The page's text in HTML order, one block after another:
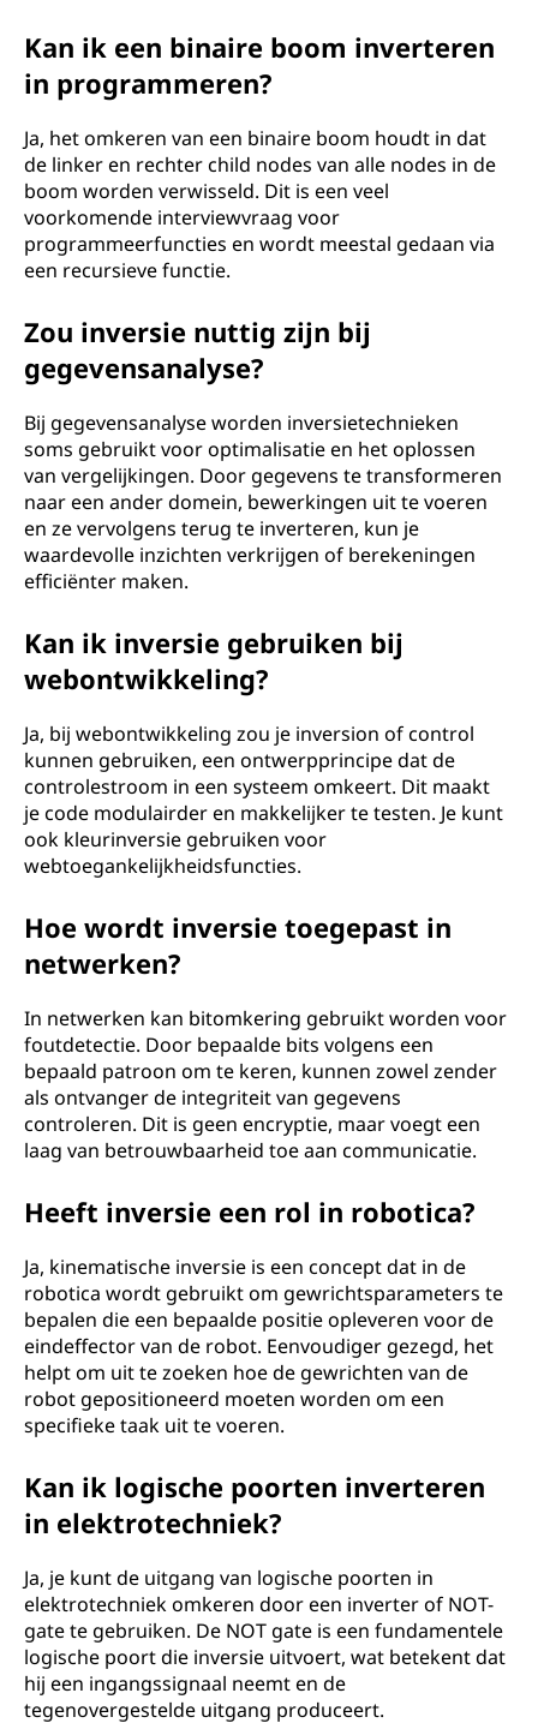
Kan ik een binaire boom inverteren
in programmeren?
Ja, het omkeren van een binaire boom houdt in dat
de linker en rechter child nodes van alle nodes in de
boom worden verwisseld. Dit is een veel
voorkomende interviewvraag voor
programmeerfuncties en wordt meestal gedaan via
een recursieve functie.
Zou inversie nuttig zijn bij
gegevensanalyse?
Bij gegevensanalyse worden inversietechnieken
soms gebruikt voor optimalisatie en het oplossen
van vergelijkingen. Door gegevens te transformeren
naar een ander domein, bewerkingen uit te voeren
en ze vervolgens terug te inverteren, kun je
waardevolle inzichten verkrijgen of berekeningen
efficiënter maken.
Kan ik inversie gebruiken bij
webontwikkeling?
Ja, bij webontwikkeling zou je inversion of control
kunnen gebruiken, een ontwerpprincipe dat de
controlestroom in een systeem omkeert. Dit maakt
je code modulairder en makkelijker te testen. Je kunt
ook kleurinversie gebruiken voor
webtoegankelijkheidsfuncties.
Hoe wordt inversie toegepast in
netwerken?
In netwerken kan bitomkering gebruikt worden voor
foutdetectie. Door bepaalde bits volgens een
bepaald patroon om te keren, kunnen zowel zender
als ontvanger de integriteit van gegevens
controleren. Dit is geen encryptie, maar voegt een
laag van betrouwbaarheid toe aan communicatie.
Heeft inversie een rol in robotica?
Ja, kinematische inversie is een concept dat in de
robotica wordt gebruikt om gewrichtsparameters te
bepalen die een bepaalde positie opleveren voor de
eindeffector van de robot. Eenvoudiger gezegd, het
helpt om uit te zoeken hoe de gewrichten van de
robot gepositioneerd moeten worden om een
specifieke taak uit te voeren.
Kan ik logische poorten inverteren
in elektrotechniek?
Ja, je kunt de uitgang van logische poorten in
elektrotechniek omkeren door een inverter of NOT-
gate te gebruiken. De NOT gate is een fundamentele
logische poort die inversie uitvoert, wat betekent dat
hij een ingangssignaal neemt en de
tegenovergestelde uitgang produceert.